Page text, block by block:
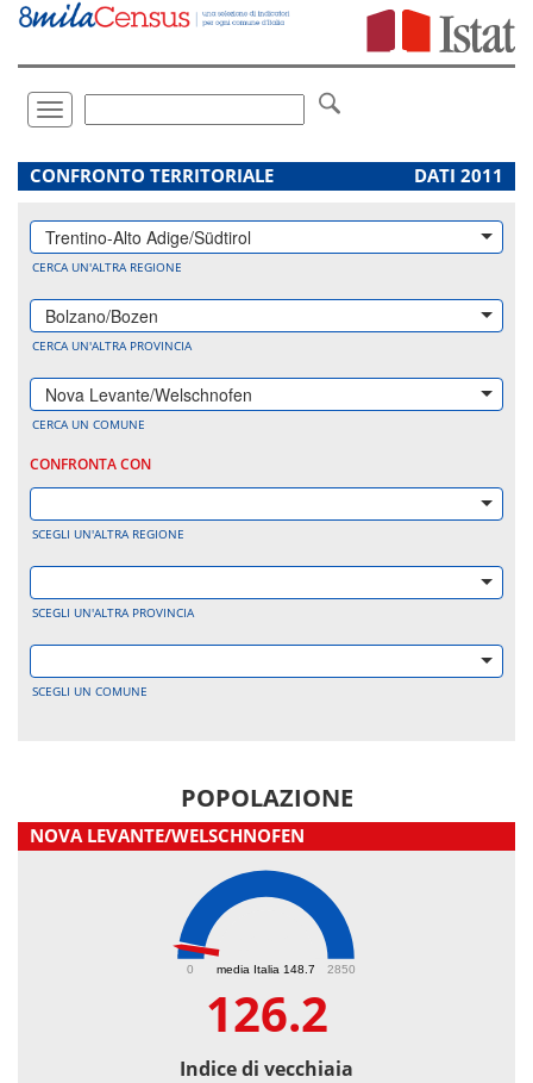
Vai
direttamente
Toggle
navigation
.
CONFRONTO TERRITORIALE DATI 2011
Trentino-Alto Adige/Südtirol
CERCA UN'ALTRA REGIONE
Bolzano/Bozen
CERCA UN'ALTRA PROVINCIA
Nova Levante/Welschnofen
CERCA UN COMUNE
CONFRONTA CON
SCEGLI UN'ALTRA REGIONE
SCEGLI UN'ALTRA PROVINCIA
SCEGLI UN COMUNE
POPOLAZIONE
NOVA LEVANTE/WELSCHNOFEN
media Italia 148.7
0 2850
126.2
Indice di vecchiaia